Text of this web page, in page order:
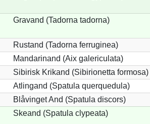
Gravand (Tadorna tadorna)
Rustand (Tadorna ferruginea)
Mandarinand (Aix galericulata)
Sibirisk Krikand (Sibirionetta formosa)
Atlingand (Spatula querquedula)
Blåvinget And (Spatula discors)
Skeand (Spatula clypeata)